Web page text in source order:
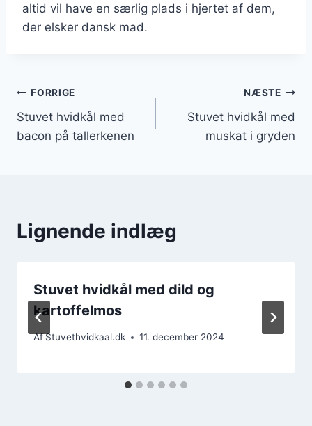
altid vil have en særlig plads i hjertet af dem,
der elsker dansk mad.
Indlægsnavigation
FORRIGE
Stuvet hvidkål med
bacon på tallerkenen
NÆSTE
Stuvet hvidkål med
muskat i gryden
Lignende indlæg
Stuvet hvidkål med dild og
kartoffelmos
AfStuvethvidkaal.dk 11. december 2024